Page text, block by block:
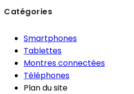
Catégories
Smartphones
Tablettes
Montres connectées
Téléphones
Plan du site